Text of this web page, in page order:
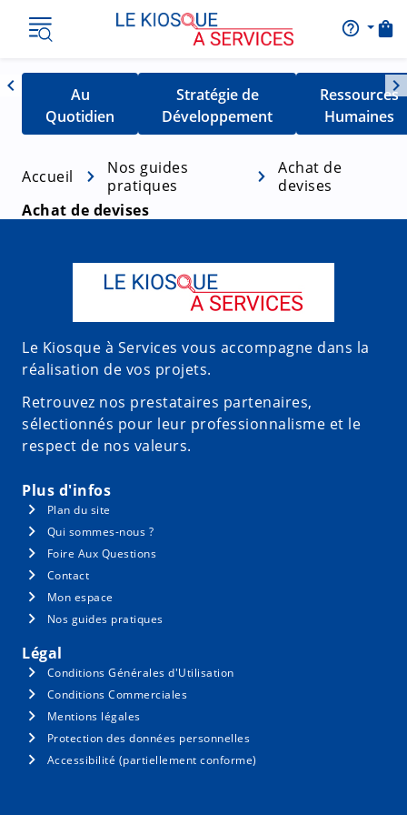
help_outline AIDE
shopping_bag
chevron_left
Naviguer vers la gauche
Détail de la catégorie
Au
Quotidien
Détail de la catégorie
Stratégie de
Développement
Détail de la
Ressources
Humaines
chevron_right
Accueil
Nos guides
pratiques
Achat de
devises
Achat de devises
Le Kiosque à Services vous accompagne dans la
réalisation de vos projets.
Retrouvez nos prestataires partenaires,
sélectionnés pour leur professionnalisme et le
respect de nos valeurs.
Plus d'infos
Plan du site
Qui sommes-nous ?
Foire Aux Questions
Contact
Mon espace
Nos guides pratiques
Légal
Conditions Générales d'Utilisation
Conditions Commerciales
Mentions légales
Protection des données personnelles
Accessibilité (partiellement conforme)